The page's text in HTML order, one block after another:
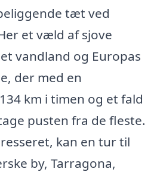
tæt ved
et væld af sjove
vandland og Europas
der med en
km i timen og et fald
pusten fra de fleste.
kan en tur til
by, Tarragona,